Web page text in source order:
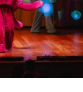
uma atração
amplie a
de R$ 25. E
no dragão, o